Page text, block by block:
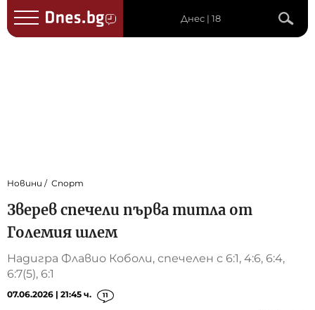
Днес | 18
Новини Спорт
Зверев спечели първа титла от
Големия шлем
Надигра Флавио Коболи, спечелен с 6:1, 4:6, 6:4,
6:7(5), 6:1
07.06.2026 | 21:45 ч. 11